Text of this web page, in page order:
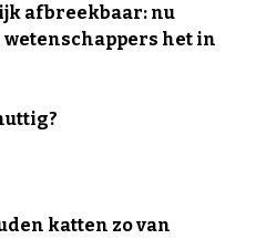
afbreekbaar: nu
het in
katten zo van